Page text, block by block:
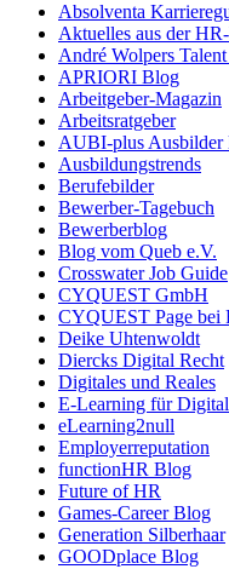
Absolventa
Aktuelles aus der
André Wolpers
APRIORI Blog
Arbeitgeber-Magazin
Arbeitsratgeber
AUBI-plus Ausbilder
Ausbildungstrends
Berufebilder
Bewerber-Tagebuch
Bewerberblog
Blog vom Queb e.V.
Crosswater Job Guide
CYQUEST GmbH
CYQUEST Page bei
Deike Uhtenwoldt
Diercks Digital Recht
Digitales und Reales
E-Learning für
eLearning2null
Employerreputation
functionHR Blog
Future of HR
Games-Career Blog
Generation Silberhaar
GOODplace Blog